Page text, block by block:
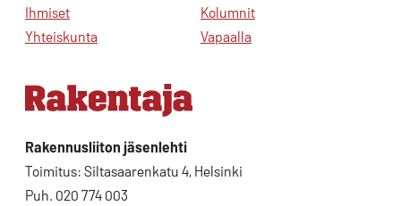
Ihmiset
Yhteiskunta
Kolumnit
Vapaalla
Rakennusliiton jäsenlehti
Toimitus: Siltasaarenkatu 4, Helsinki
Puh. 020 774 003